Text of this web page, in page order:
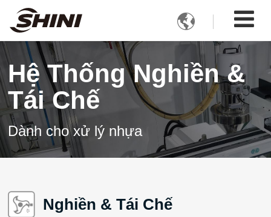

Hệ Thống Nghiền &
Tái Chế
Dành cho xử lý nhựa
Nghiền & Tái Chế